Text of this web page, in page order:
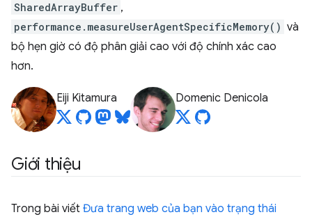
SharedArrayBuffer ,
performance.measureUserAgentSpecificMemory() và
bộ hẹn giờ có độ phân giải cao với độ chính xác cao
hơn.
Eiji Kitamura Domenic Denicola
Giới thiệu
Trong bài viết Đưa trang web của bạn vào trạng thái